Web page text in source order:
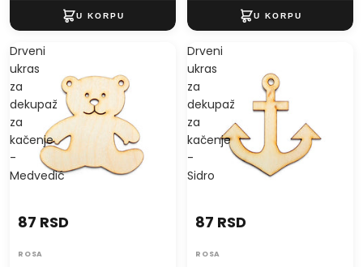
Drveni
ukras
za
dekupaž
za
kačenje
-
Medvedić
87 RSD
ROSA
Drveni
ukras
za
dekupaž
za
kačenje
-
Sidro
87 RSD
ROSA